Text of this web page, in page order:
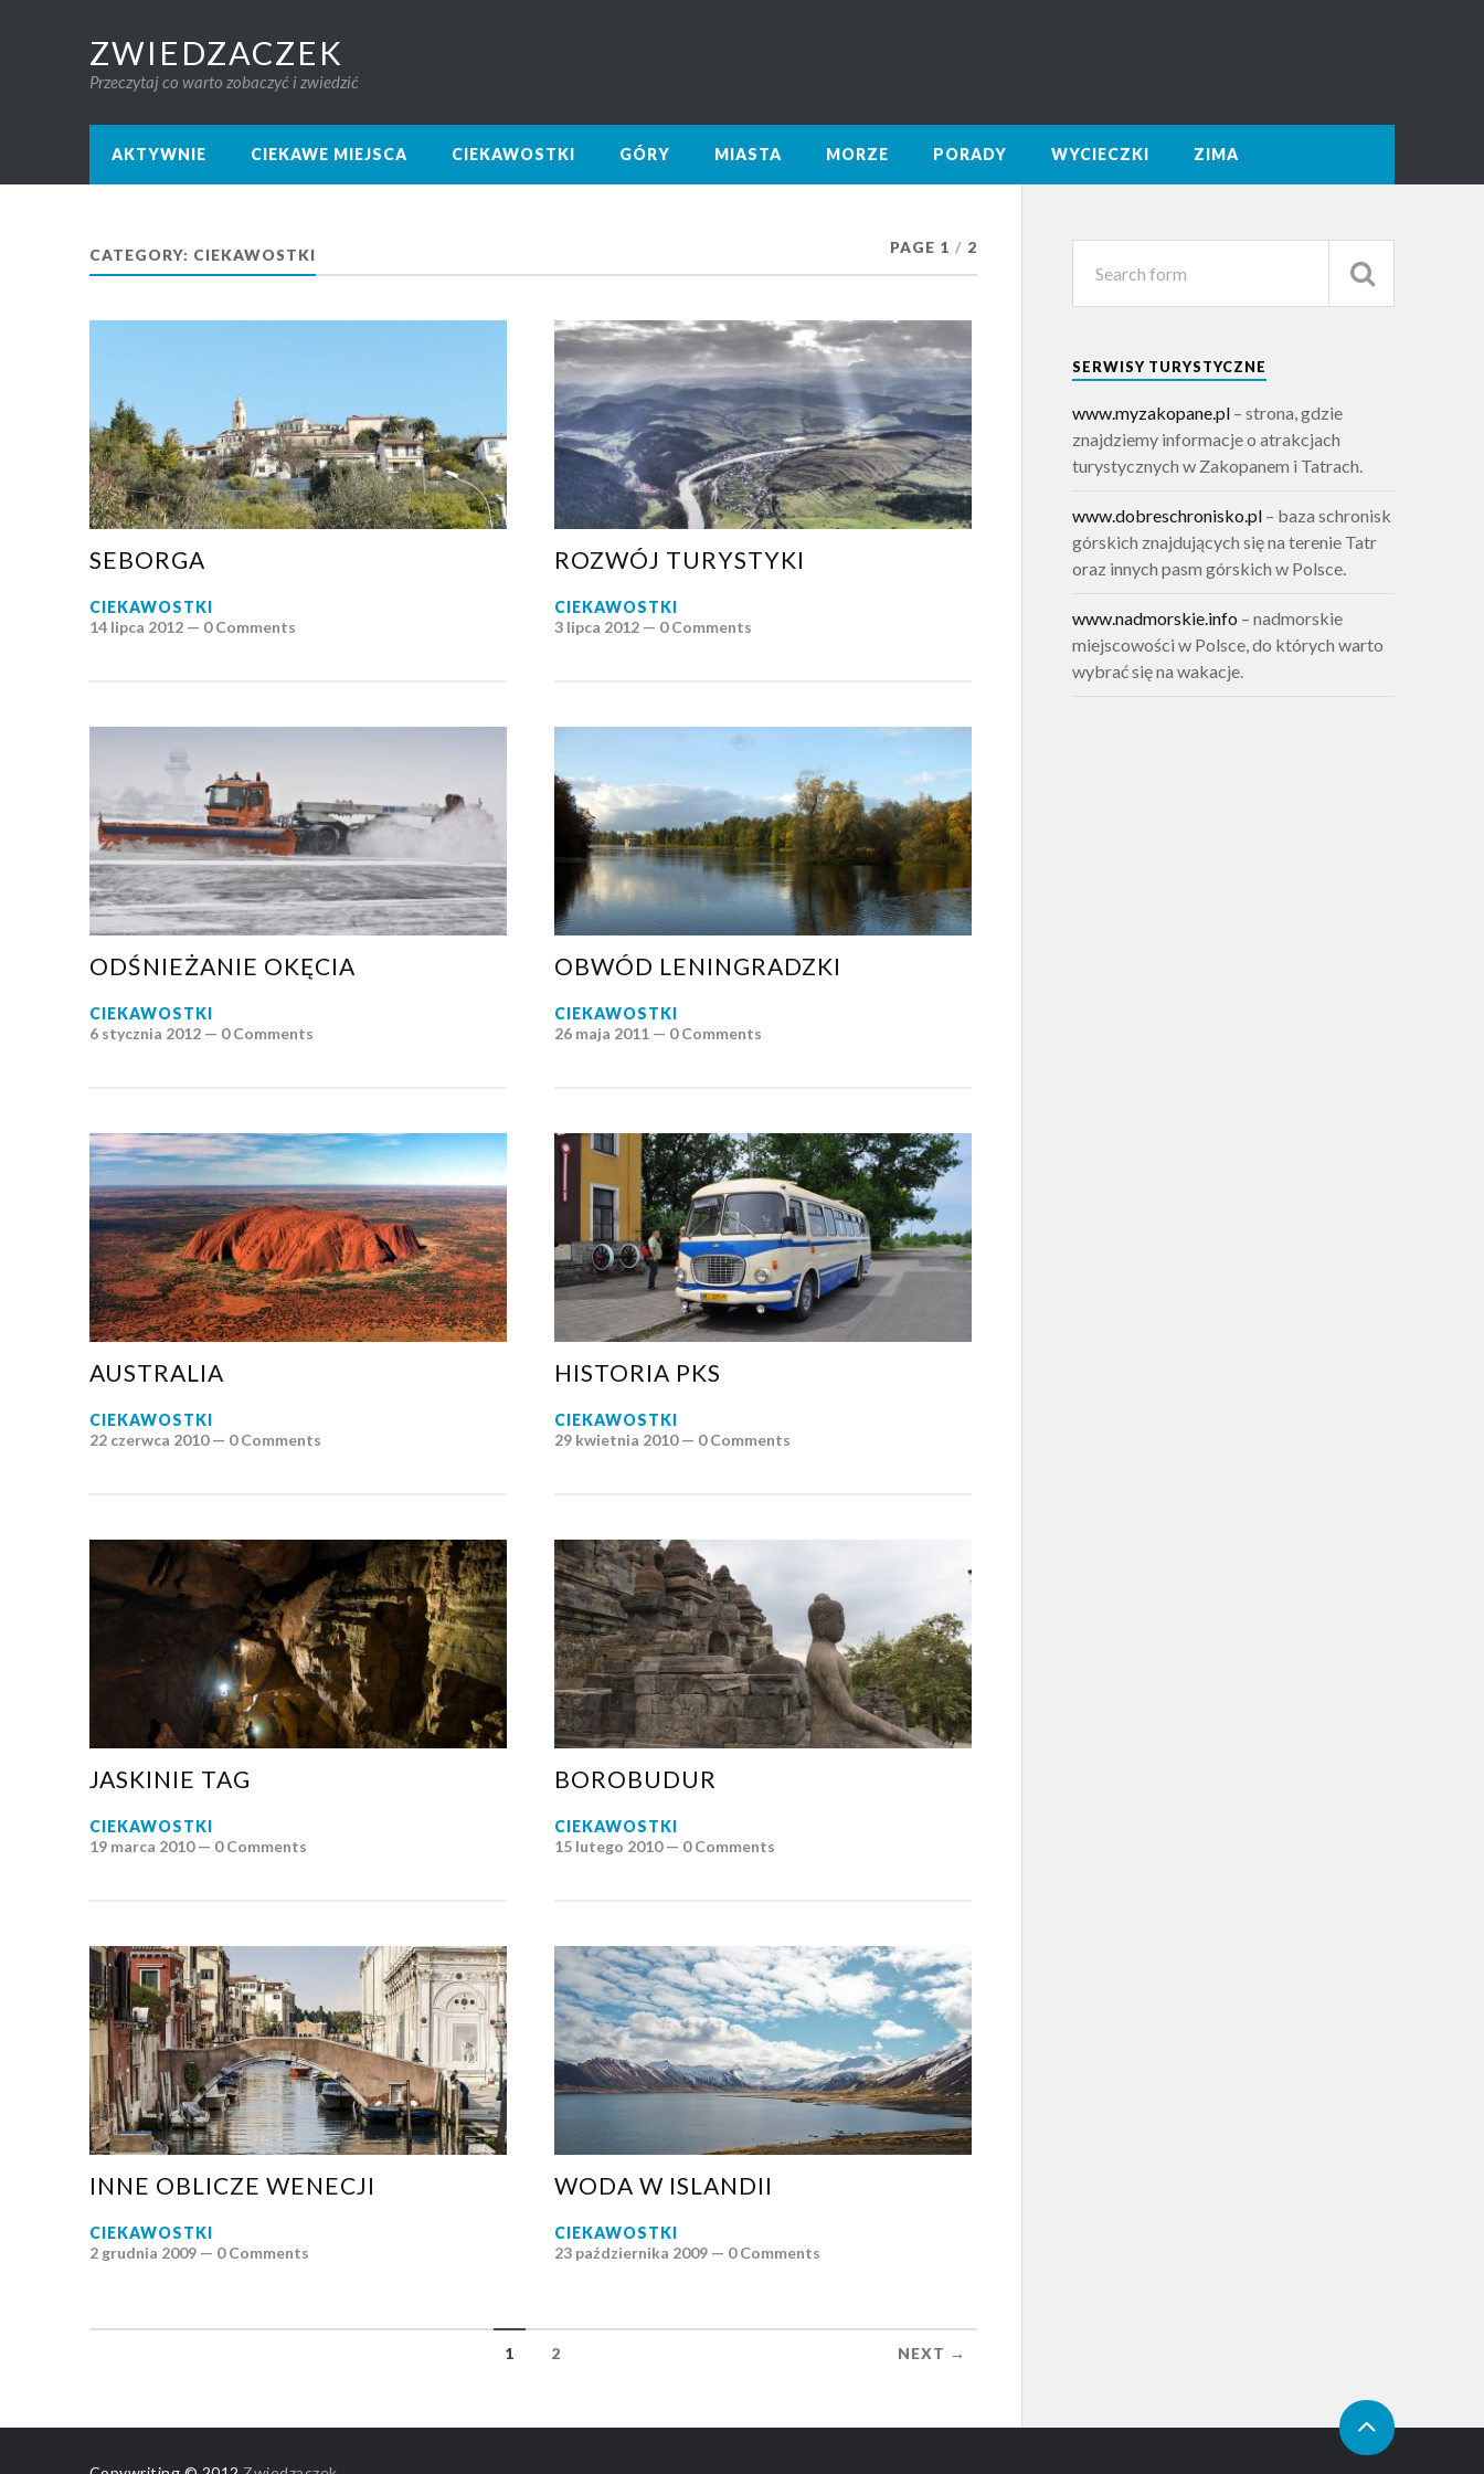
ZWIEDZACZEK
Przeczytaj co warto zobaczyć i zwiedzić
AKTYWNIE CIEKAWE MIEJSCA CIEKAWOSTKI GÓRY MIASTA MORZE PORADY WYCIECZKI ZIMA
CATEGORY: CIEKAWOSTKI PAGE 1 / 2
SEBORGA
CIEKAWOSTKI
14 lipca 2012 — 0 Comments
ROZWÓJ TURYSTYKI
CIEKAWOSTKI
3 lipca 2012 — 0 Comments
ODŚNIEŻANIE OKĘCIA
CIEKAWOSTKI
6 stycznia 2012 — 0 Comments
OBWÓD LENINGRADZKI
CIEKAWOSTKI
26 maja 2011 — 0 Comments
AUSTRALIA
CIEKAWOSTKI
22 czerwca 2010 — 0 Comments
HISTORIA PKS
CIEKAWOSTKI
29 kwietnia 2010 — 0 Comments
JASKINIE TAG
CIEKAWOSTKI
19 marca 2010 — 0 Comments
BOROBUDUR
CIEKAWOSTKI
15 lutego 2010 — 0 Comments
INNE OBLICZE WENECJI
CIEKAWOSTKI
2 grudnia 2009 — 0 Comments
WODA W ISLANDII
CIEKAWOSTKI
23 października 2009 — 0 Comments
1 2 NEXT →
SERWISY TURYSTYCZNE
www.myzakopane.pl– strona, gdzie
znajdziemy informacje o atrakcjach
turystycznych w Zakopanem i Tatrach.
www.dobreschronisko.pl– baza schronisk
górskich znajdujących się na terenie Tatr
oraz innych pasm górskich w Polsce.
www.nadmorskie.info – nadmorskie
miejscowości w Polsce, do których warto
wybrać się na wakacje.